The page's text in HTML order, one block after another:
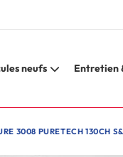
neufs Entretien
3008 PURETECH 130CH